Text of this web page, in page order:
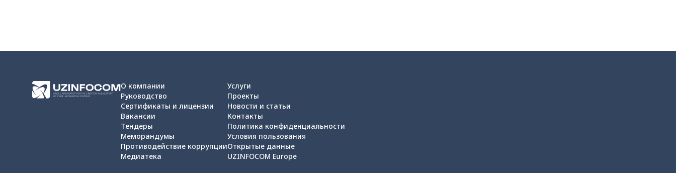
О компании
Руководство
Сертификаты и лицензии
Вакансии
Тендеры
Меморандумы
Противодействие коррупции
Медиатека
Услуги
Проекты
Новости и статьи
Контакты
Политика конфиденциальности
Условия пользования
Открытые данные
UZINFOCOM Europe